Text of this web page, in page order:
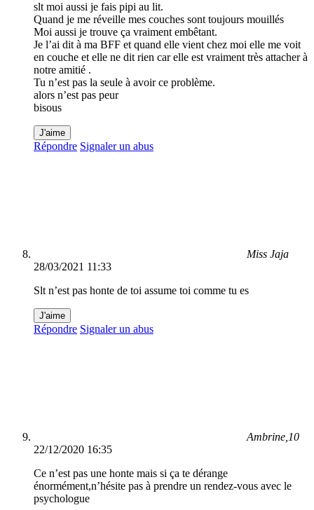
slt moi aussi je fais pipi au lit.
Quand je me réveille mes couches sont toujours mouillés
Moi aussi je trouve ça vraiment embêtant.
Je l’ai dit à ma BFF et quand elle vient chez moi elle me voit
en couche et elle ne dit rien car elle est vraiment très attacher à
notre amitié .
Tu n’est pas la seule à avoir ce problème.
alors n’est pas peur
bisous
J'aime
Répondre Signaler un abus
Miss Jaja
28/03/2021 11:33
Slt n’est pas honte de toi assume toi comme tu es
J'aime
Répondre Signaler un abus
Ambrine,10
22/12/2020 16:35
Ce n’est pas une honte mais si ça te dérange
énormément,n’hésite pas à prendre un rendez-vous avec le
psychologue